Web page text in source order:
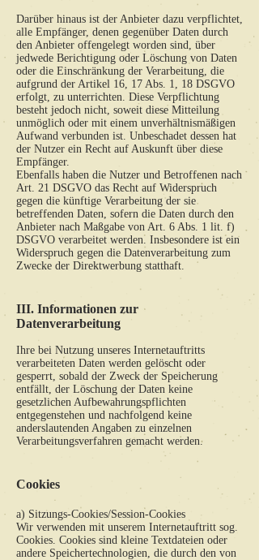
Darüber hinaus ist der Anbieter dazu verpflichtet,
alle Empfänger, denen gegenüber Daten durch
den Anbieter offengelegt worden sind, über
jedwede Berichtigung oder Löschung von Daten
oder die Einschränkung der Verarbeitung, die
aufgrund der Artikel 16, 17 Abs. 1, 18 DSGVO
erfolgt, zu unterrichten. Diese Verpflichtung
besteht jedoch nicht, soweit diese Mitteilung
unmöglich oder mit einem unverhältnismäßigen
Aufwand verbunden ist. Unbeschadet dessen hat
der Nutzer ein Recht auf Auskunft über diese
Empfänger.
Ebenfalls haben die Nutzer und Betroffenen nach
Art. 21 DSGVO das Recht auf Widerspruch
gegen die künftige Verarbeitung der sie
betreffenden Daten, sofern die Daten durch den
Anbieter nach Maßgabe von Art. 6 Abs. 1 lit. f)
DSGVO verarbeitet werden. Insbesondere ist ein
Widerspruch gegen die Datenverarbeitung zum
Zwecke der Direktwerbung statthaft.
III. Informationen zur
Datenverarbeitung
Ihre bei Nutzung unseres Internetauftritts
verarbeiteten Daten werden gelöscht oder
gesperrt, sobald der Zweck der Speicherung
entfällt, der Löschung der Daten keine
gesetzlichen Aufbewahrungspflichten
entgegenstehen und nachfolgend keine
anderslautenden Angaben zu einzelnen
Verarbeitungsverfahren gemacht werden.
Cookies
a) Sitzungs-Cookies/Session-Cookies
Wir verwenden mit unserem Internetauftritt sog.
Cookies. Cookies sind kleine Textdateien oder
andere Speichertechnologien, die durch den von